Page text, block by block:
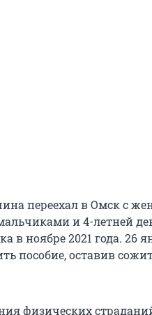
переехал в Омск с
и 4-летней
в ноябре 2021 года. 26
пособие, оставив
физических